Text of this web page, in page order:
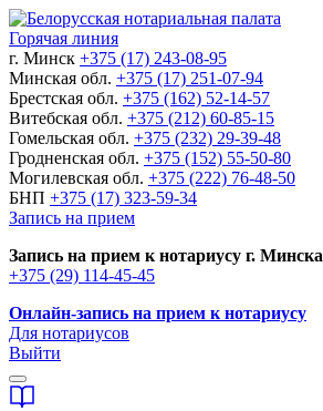
Горячая линия
г. Минск +375 (17) 243-08-95
Минская обл. +375 (17) 251-07-94
Брестская обл. +375 (162) 52-14-57
Витебская обл. +375 (212) 60-85-15
Гомельская обл. +375 (232) 29-39-48
Гродненская обл. +375 (152) 55-50-80
Могилевская обл. +375 (222) 76-48-50
БНП +375 (17) 323-59-34
Запись на прием
Запись на прием к нотариусу г. Минска
+375 (29) 114-45-45
Онлайн-запись на прием к нотариусу
Для нотариусов
Выйти